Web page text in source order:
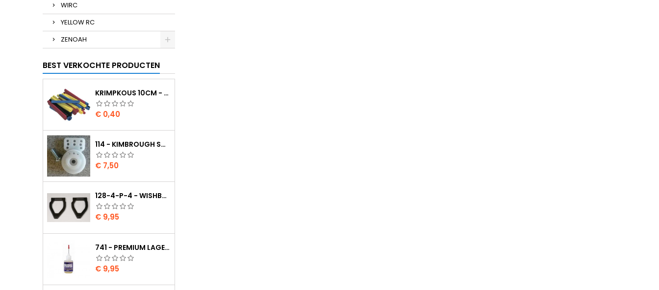
WIRC
YELLOW RC
ZENOAH
BEST VERKOCHTE PRODUCTEN
KRIMPKOUS 10CM - 4,8 / 2,4 ZWART 2:1
Prijs
€ 0,40
114 - KIMBROUGH SMALL SERVO SAVER - 25 SPLINE DRIVE - FUTABA
Prijs
€ 7,50
128-4-P-4 - WISHBONE UPPER BODY EVO2
Prijs
€ 9,95
741 - PREMIUM LAGER OLIE
Prijs
€ 9,95